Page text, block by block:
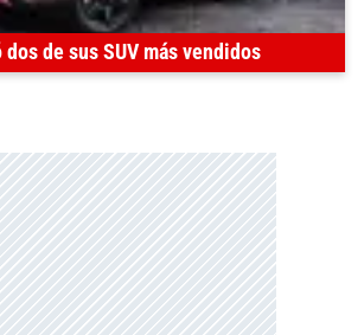
de sus SUV más vendidos